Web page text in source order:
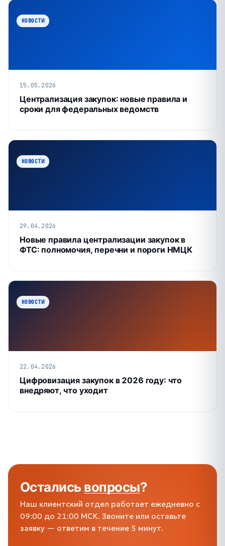
НОВОСТИ
15.05.2026
Централизация закупок: новые правила и
сроки для федеральных ведомств
НОВОСТИ
29.04.2026
Новые правила централизации закупок в
ФТС: полномочия, перечни и пороги НМЦК
НОВОСТИ
22.04.2026
Цифровизация закупок в 2026 году: что
внедряют, что уходит
Осталисьвопросы?
Наш клиентский отдел работает ежедневно с
09:00 до 21:00 МСК. Звоните или оставьте
заявку — ответим в течение 5 минут.